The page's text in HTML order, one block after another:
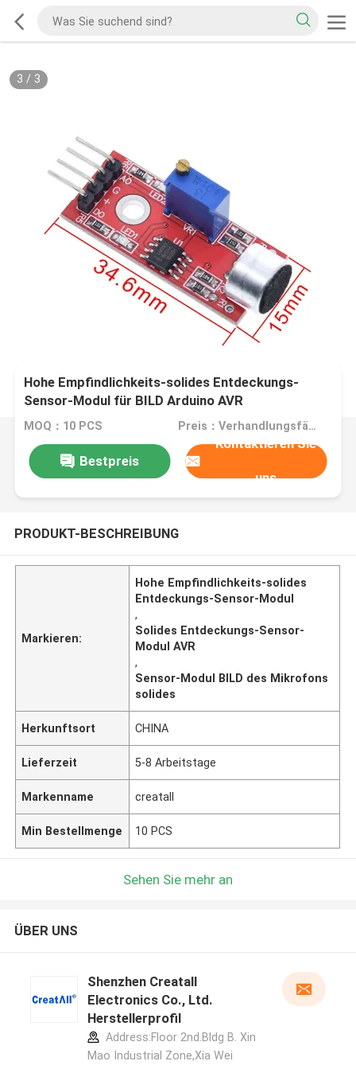
3 / 3
Hohe Empfindlichkeits-solides Entdeckungs-
Sensor-Modul für BILD Arduino AVR
MOQ：10 PCS Preis：Verhandlungsfähig
Bestpreis
Kontaktieren Sie
uns
PRODUKT-BESCHREIBUNG
Markieren:
Hohe Empfindlichkeits-solides
Entdeckungs-Sensor-Modul
,
Solides Entdeckungs-Sensor-
Modul AVR
,
Sensor-Modul BILD des Mikrofons
solides
Herkunftsort CHINA
Lieferzeit 5-8 Arbeitstage
Markenname creatall
Min Bestellmenge 10 PCS
Sehen Sie mehr an
ÜBER UNS
Shenzhen Creatall
Electronics Co., Ltd.
Herstellerprofil
Address:Floor 2nd.Bldg B. Xin
Mao Industrial Zone,Xia Wei